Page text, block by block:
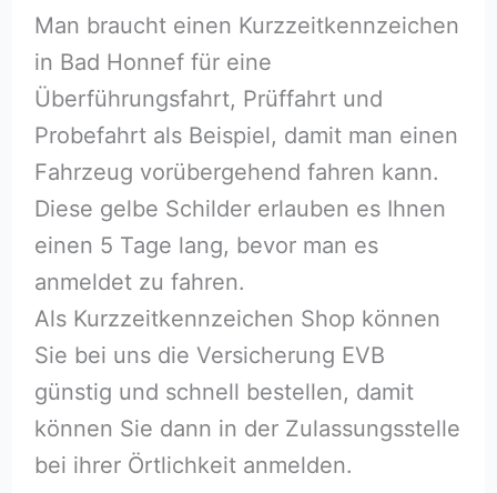
Man braucht einen Kurzzeitkennzeichen
in Bad Honnef für eine
Überführungsfahrt, Prüffahrt und
Probefahrt als Beispiel, damit man einen
Fahrzeug vorübergehend fahren kann.
Diese gelbe Schilder erlauben es Ihnen
einen 5 Tage lang, bevor man es
anmeldet zu fahren.
Als Kurzzeitkennzeichen Shop können
Sie bei uns die Versicherung EVB
günstig und schnell bestellen, damit
können Sie dann in der Zulassungsstelle
bei ihrer Örtlichkeit anmelden.